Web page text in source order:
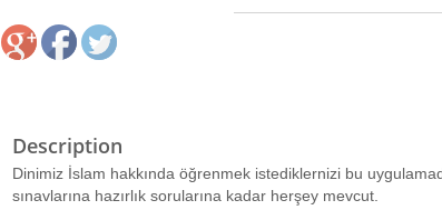
Description
Dinimiz İslam hakkında öğrenmek istediklernizi bu
sınavlarına hazırlık sorularına kadar herşey mevcut.